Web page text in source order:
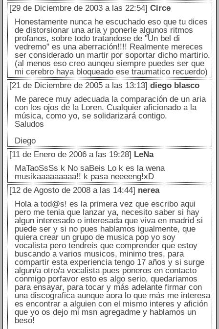
[29 de Diciembre de 2003 a las 22:54] Circe
Honestamente nunca he escuchado eso que tu dices
de distorsionar una aria y ponerle algunos ritmos
profanos, sobre todo tratandose de "Un bel di
vedremo" es una aberración!!!! Realmente mereces
ser considerado un martir por soportar dicho martirio.
(al menos eso creo aunqeu siempre puedes ser que
mi cerebro haya bloqueado ese traumatico recuerdo)
[21 de Diciembre de 2005 a las 13:13] diego blasco
Me parece muy adecuada la comparación de un aria
con los ojos de la Loren. Cualquier aficionado a la
música, como yo, se solidarizará contigo.
Saludos
Diego
[11 de Enero de 2006 a las 19:28] LeNa
MaTaoSsSs k No saBeis Lo k es la wena
musikaaaaaaaaa!! k pasa neeeeng!xD
[12 de Agosto de 2008 a las 14:44] nerea
Hola a tod@s! es la primera vez que escribo aqui
pero me tenia que lanzar ya, necesito saber si hay
algun interesado o interesada que viva en madrid si
puede ser y si no pues hablamos igualmente, que
quiera crear un grupo de musica pop yo soy
vocalista pero tendreis que comprender que estoy
buscando a varios musicos, minimo tres, para
compartir esta experiencia tengo 17 años y si surge
algun/a otro/a vocalista pues poneros en contacto
conmigo porfavor esto es algo serio, quedariamos
para ensayar, para tocar y más adelante firmar con
una discografica aunque aora lo que más me interesa
es encontrar a alguien con el mismo interes y afición
que yo os dejo mi msn agregadme y hablamos un
beso!